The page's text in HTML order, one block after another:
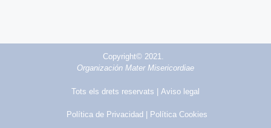
Copyright© 2021.
Organización Mater Misericordiae
Tots els drets reservats | Aviso legal
Política de Privacidad | Política Cookies